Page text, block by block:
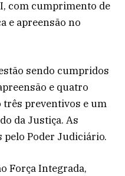
com cumprimento de
e apreensão no
sendo cumpridos
e quatro
três preventivos e um
da Justiça. As
Poder Judiciário.
Força Integrada,